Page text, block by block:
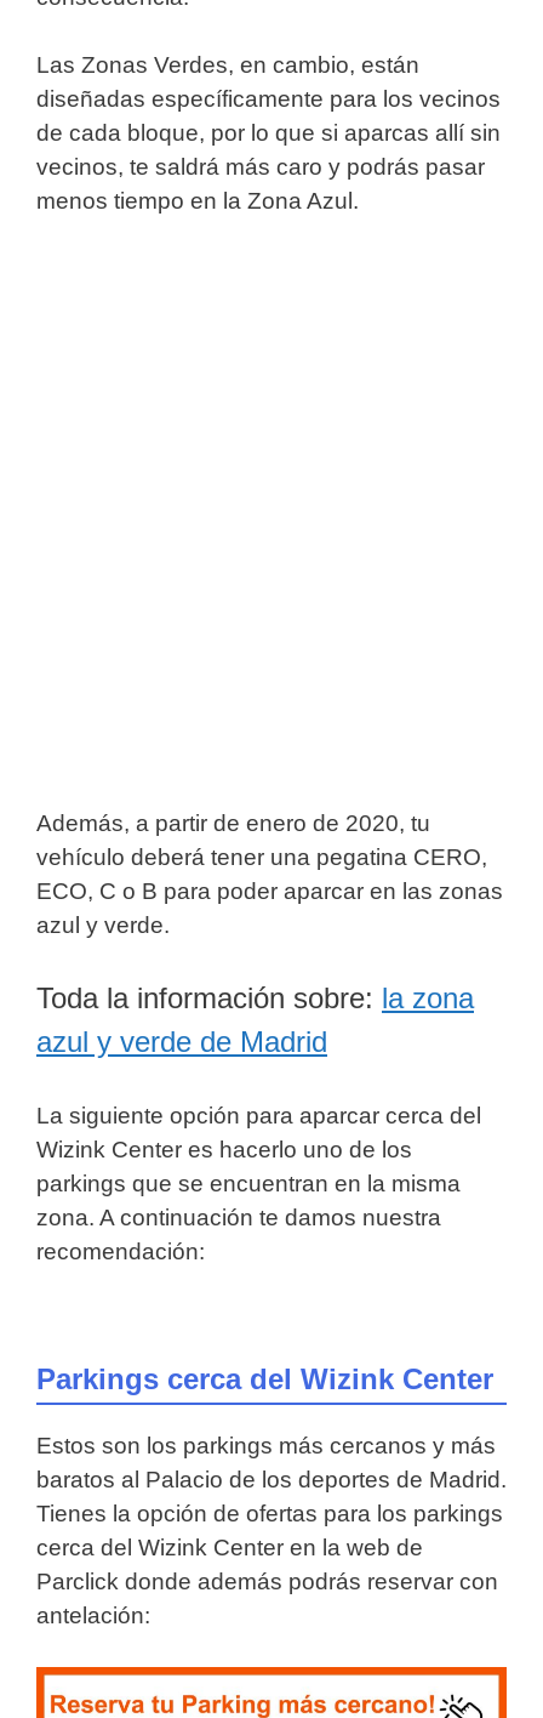
Las Zonas Verdes, en cambio, están
diseñadas específicamente para los vecinos
de cada bloque, por lo que si aparcas allí sin
vecinos, te saldrá más caro y podrás pasar
menos tiempo en la Zona Azul.
Además, a partir de enero de 2020, tu
vehículo deberá tener una pegatina CERO,
ECO, C o B para poder aparcar en las zonas
azul y verde.
Toda la información sobre: la zona
azul y verde de Madrid
La siguiente opción para aparcar cerca del
Wizink Center es hacerlo uno de los
parkings que se encuentran en la misma
zona. A continuación te damos nuestra
recomendación:
Parkings cerca del Wizink Center
Estos son los parkings más cercanos y más
baratos al Palacio de los deportes de Madrid.
Tienes la opción de ofertas para los parkings
cerca del Wizink Center en la web de
Parclick donde además podrás reservar con
antelación: